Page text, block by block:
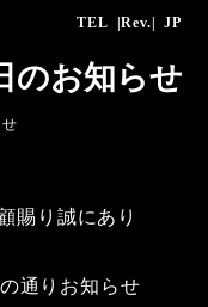
TEL |Rev.| JP
のお知らせ
せ
賜り誠にあり
通りお知らせ